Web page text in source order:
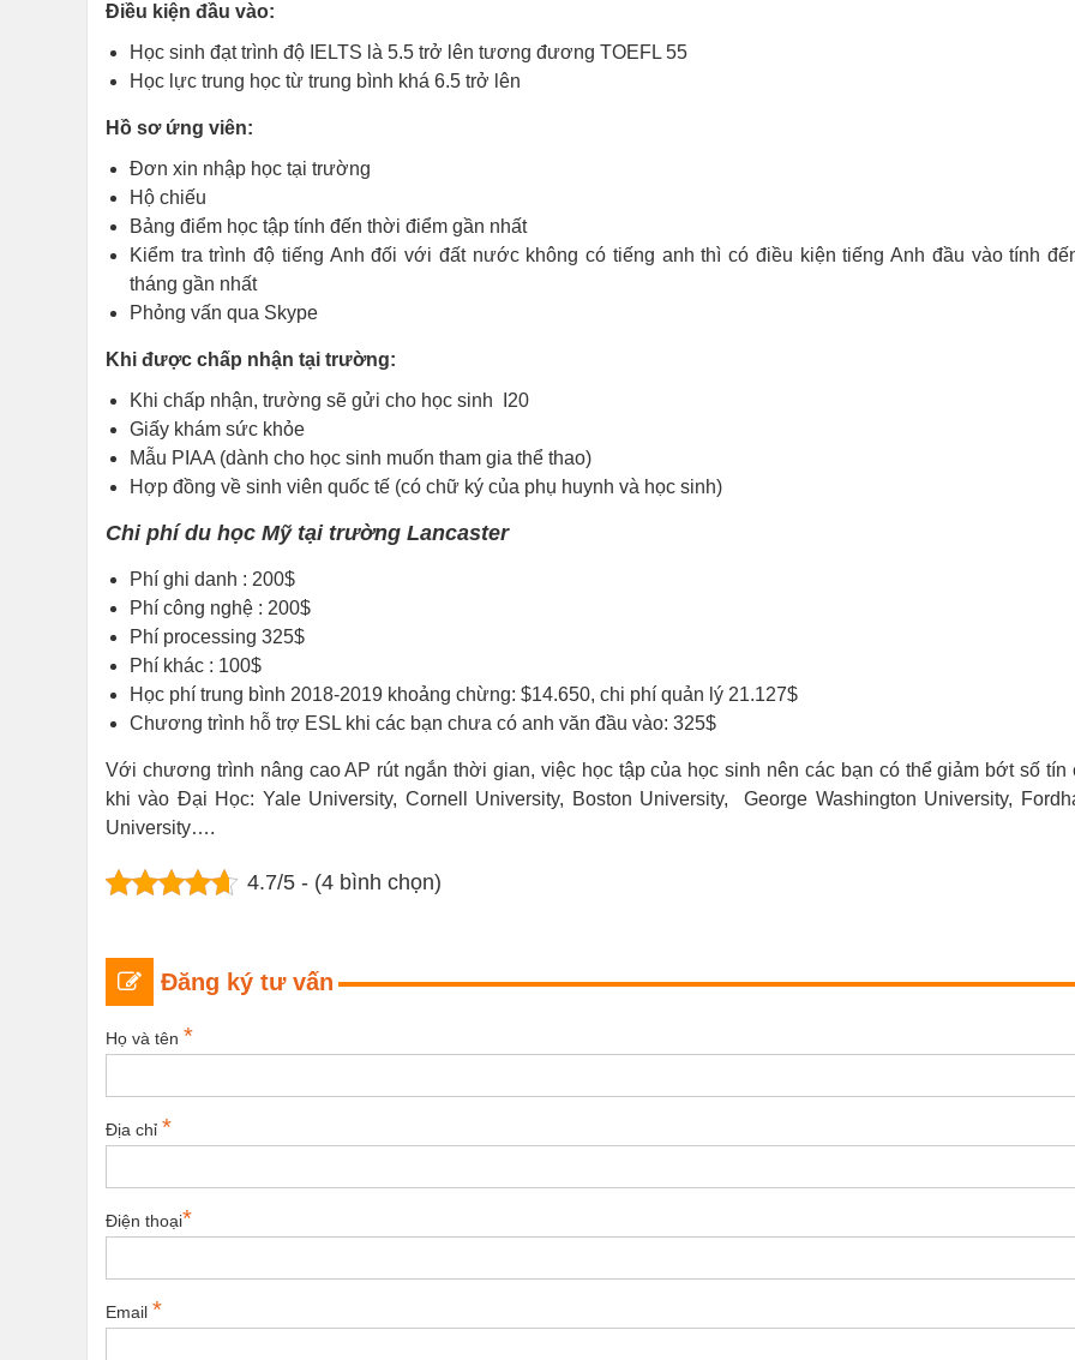
Điều kiện đầu vào:
Học sinh đạt trình độ IELTS là 5.5 trở lên tương đương TOEFL 55
Học lực trung học từ trung bình khá 6.5 trở lên
Hồ sơ ứng viên:
Đơn xin nhập học tại trường
Hộ chiếu
Bảng điểm học tập tính đến thời điểm gần nhất
Kiểm tra trình độ tiếng Anh đối với đất nước không có tiếng anh thì có điều kiện tiếng Anh đầu vào tính
tháng gần nhất
Phỏng vấn qua Skype
Khi được chấp nhận tại trường:
Khi chấp nhận, trường sẽ gửi cho học sinh I20
Giấy khám sức khỏe
Mẫu PIAA (dành cho học sinh muốn tham gia thể thao)
Hợp đồng về sinh viên quốc tế (có chữ ký của phụ huynh và học sinh)
Chi phí du học Mỹ tại trường Lancaster
Phí ghi danh : 200$
Phí công nghệ : 200$
Phí processing 325$
Phí khác : 100$
Học phí trung bình 2018-2019 khoảng chừng: $14.650, chi phí quản lý 21.127$
Chương trình hỗ trợ ESL khi các bạn chưa có anh văn đầu vào: 325$
Với chương trình nâng cao AP rút ngắn thời gian, việc học tập của học sinh nên các bạn có thể giảm bớt số tín
khi vào Đại Học: Yale University, Cornell University, Boston University, George Washington University,
University….
4.7/5 - (4 bình chọn)
Đăng ký tư vấn
Họ và tên *
Địa chỉ *
Điện thoại*
Email *